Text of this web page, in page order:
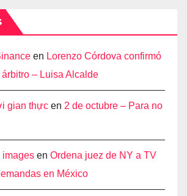
en Lorenzo Córdova confirmó
– Luisa Alcalde
gian thực en 2 de octubre – Para no
images en Ordena juez de NY a TV
en México